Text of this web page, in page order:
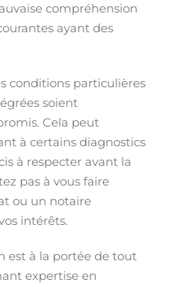
compréhension
ayant des
conditions particulières
soient
Cela peut
à certains diagnostics
à respecter avant la
pas à vous faire
ou un notaire
intérêts.
est à la portée de tout
expertise en